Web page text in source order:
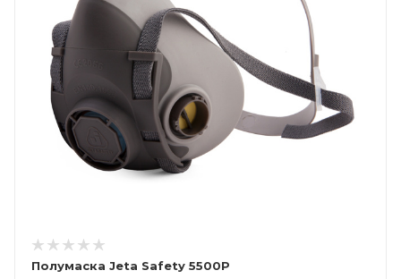
Полумаска Jeta Safety 5500P